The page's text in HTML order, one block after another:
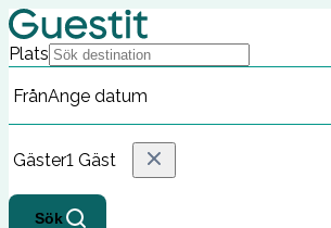
Plats
FrånAnge datum
Gäster1 Gäst
Sök